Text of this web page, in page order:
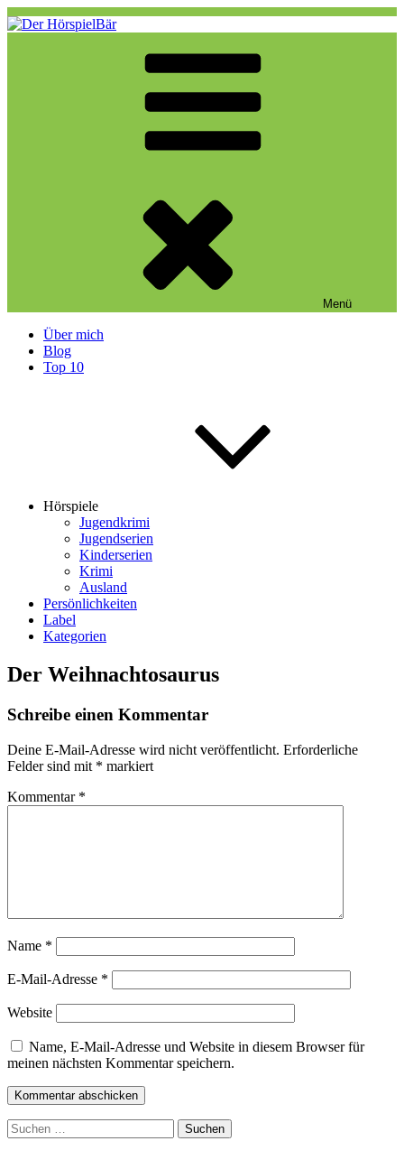
Zum
Inhalt
Eine weitere WordPress-Website
Menü
Über mich
Blog
Top 10
Hörspiele
Jugendkrimi
Jugendserien
Kinderserien
Krimi
Ausland
Persönlichkeiten
Label
Kategorien
Der Weihnachtosaurus
Schreibe einen Kommentar
Deine E-Mail-Adresse wird nicht veröffentlicht. Erforderliche
Felder sind mit * markiert
Kommentar *
Name *
E-Mail-Adresse *
Website
Name, E-Mail-Adresse und Website in diesem Browser für
meinen nächsten Kommentar speichern.
Zum
Footer
Suchen
nach: